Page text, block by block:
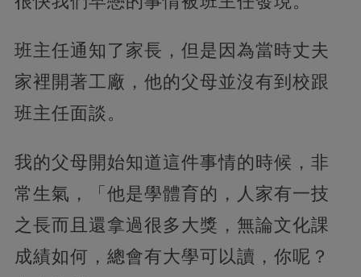
班主任通知了家長，但是因為當時丈夫
家裡開著工廠，他的父母並沒有到校跟
班主任面談。
我的父母開始知道這件事情的時候，非
常生氣，「他是學體育的，人家有一技
之長而且還拿過很多大獎，無論文化課
成績如何，總會有大學可以讀，你呢？